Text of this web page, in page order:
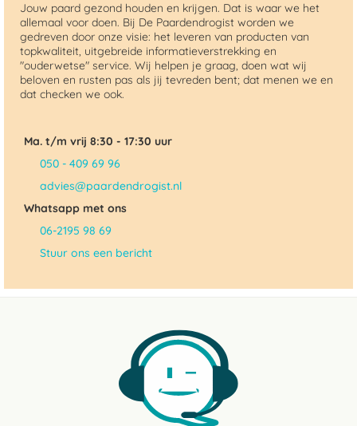
Jouw paard gezond houden en krijgen. Dat is waar we het
allemaal voor doen. Bij De Paardendrogist worden we
gedreven door onze visie: het leveren van producten van
topkwaliteit, uitgebreide informatieverstrekking en
"ouderwetse" service. Wij helpen je graag, doen wat wij
beloven en rusten pas als jij tevreden bent; dat menen we en
dat checken we ook.
Ma. t/m vrij 8:30 - 17:30 uur
050 - 409 69 96
advies@paardendrogist.nl
Whatsapp met ons
06-2195 98 69
Stuur ons een bericht